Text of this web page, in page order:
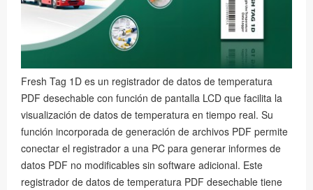
Fresh Tag 1D es un registrador de datos de temperatura
PDF desechable con función de pantalla LCD que facilita la
visualización de datos de temperatura en tiempo real. Su
función incorporada de generación de archivos PDF permite
conectar el registrador a una PC para generar informes de
datos PDF no modificables sin software adicional. Este
registrador de datos de temperatura PDF desechable tiene